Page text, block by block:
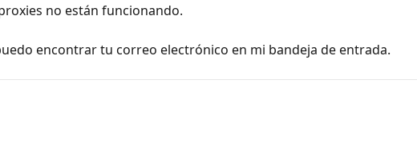
no están funcionando.
encontrar tu correo electrónico en mi bandeja de entrada.